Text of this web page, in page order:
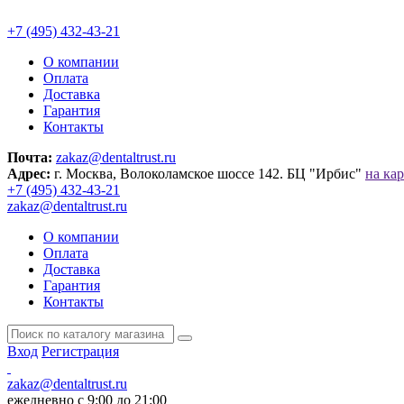
+7 (495) 432-43-21
О компании
Оплата
Доставка
Гарантия
Контакты
Почта: zakaz@dentaltrust.ru
Адрес: г. Москва, Волоколамское шоссе 142. БЦ "Ирбис" на
+7 (495) 432-43-21
zakaz@dentaltrust.ru
О компании
Оплата
Доставка
Гарантия
Контакты
Вход Регистрация
zakaz@dentaltrust.ru
ежедневно с 9:00 до 21:00